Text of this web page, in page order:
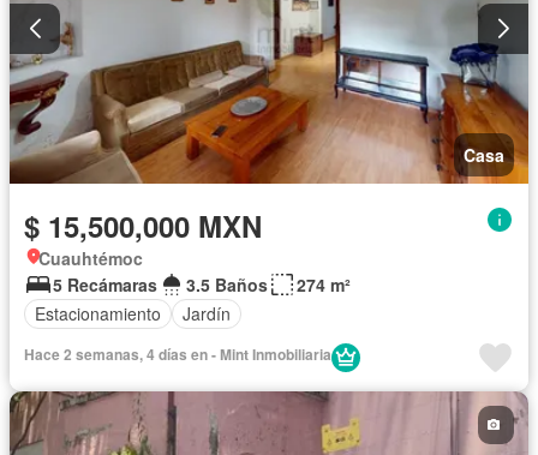
Casa
$ 15,500,000 MXN
Cuauhtémoc
5 Recámaras
3.5 Baños
274 m²
Estacionamiento
Jardín
Hace 2 semanas, 4 días en - Mint Inmobiliaria